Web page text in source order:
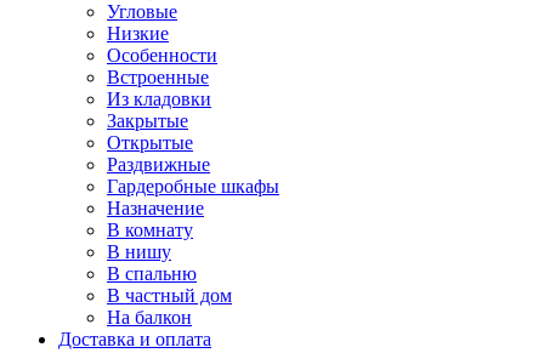
Угловые
Низкие
Особенности
Встроенные
Из кладовки
Закрытые
Открытые
Раздвижные
Гардеробные шкафы
Назначение
В комнату
В нишу
В спальню
В частный дом
На балкон
Доставка и оплата